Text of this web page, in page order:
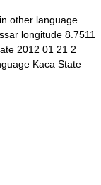
other language
longitude 8.7511
2012 01 21 2
Kaca State